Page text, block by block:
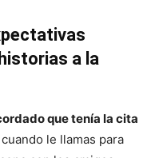
a la
que tenía la cita
le llamas para